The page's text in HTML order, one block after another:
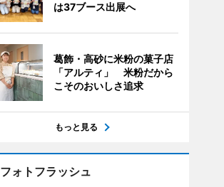
は37ブース出展へ
葛飾・高砂に米粉の菓子店
「アルティ」 米粉だから
こそのおいしさ追求
もっと見る
フォトフラッシュ